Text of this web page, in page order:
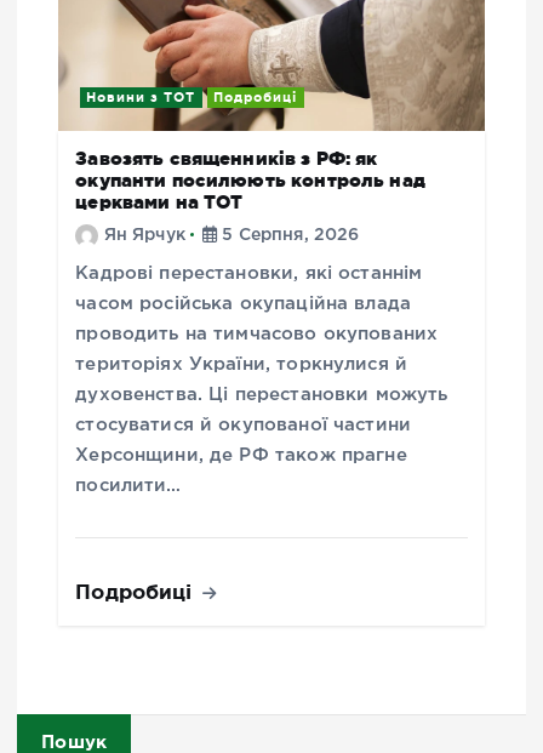
Новини з ТОТ Подробиці
Завозять священників з РФ: як
окупанти посилюють контроль над
церквами на ТОТ
Ян Ярчук 5 Серпня, 2026
Кадрові перестановки, які останнім
часом російська окупаційна влада
проводить на тимчасово окупованих
територіях України, торкнулися й
духовенства. Ці перестановки можуть
стосуватися й окупованої частини
Херсонщини, де РФ також прагне
посилити…
Подробиці
Пошук